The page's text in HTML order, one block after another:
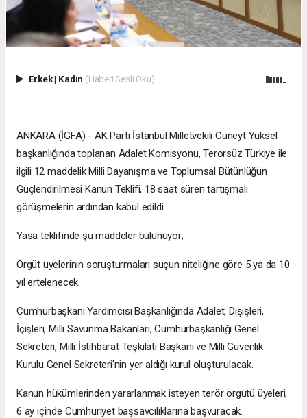
Erkek| Kadın (Haberi Sesli Oku)
ANKARA (İGFA) - AK Parti İstanbul Milletvekili Cüneyt Yüksel
başkanlığında toplanan Adalet Komisyonu, Terörsüz Türkiye ile
ilgili 12 maddelik Milli Dayanışma ve Toplumsal Bütünlüğün
Güçlendirilmesi Kanun Teklifi, 18 saat süren tartışmalı
görüşmelerin ardından kabul edildi.
Yasa teklifinde şu maddeler bulunuyor;
Örgüt üyelerinin soruşturmaları suçun niteliğine göre 5 ya da 10
yıl ertelenecek.
Cumhurbaşkanı Yardımcısı Başkanlığında Adalet, Dışişleri,
İçişleri, Milli Savunma Bakanları, Cumhurbaşkanlığı Genel
Sekreteri, Milli İstihbarat Teşkilatı Başkanı ve Milli Güvenlik
Kurulu Genel Sekreteri'nin yer aldığı kurul oluşturulacak.
Kanun hükümlerinden yararlanmak isteyen terör örgütü üyeleri,
6 ay içinde Cumhuriyet başsavcılıklarına başvuracak.